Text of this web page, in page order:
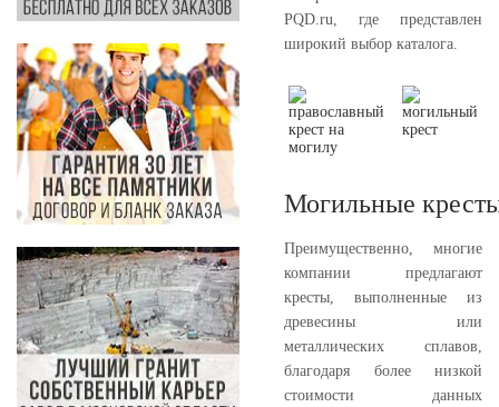
PQD.ru, где представлен
широкий выбор каталога.
Могильные
Преимущественно, многие
компании предлагают
кресты, выполненные из
древесины или
металлических сплавов,
благодаря более низкой
стоимости данных